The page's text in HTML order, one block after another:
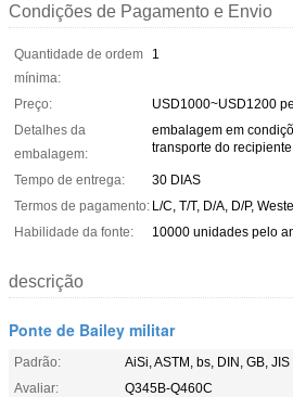
Condições de Pagamento e Envio
Quantidade de ordem
mínima:
1
Preço:
USD1000~USD1200
Detalhes da
embalagem:
embalagem em
transporte do recipiente
Tempo de entrega:
30 DIAS
Termos de pagamento: L/C, T/T, D/A, D/P,
Habilidade da fonte:
10000 unidades pelo
descrição
Ponte de Bailey militar
Padrão:
AiSi, ASTM, bs, DIN, GB, JIS
Avaliar:
Q345B-Q460C